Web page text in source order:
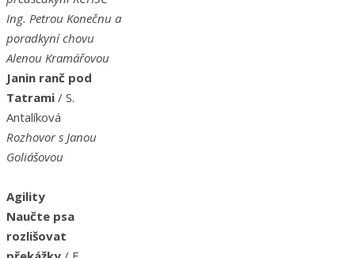
Ing. Petrou Konečnu a
poradkyní chovu
Alenou Kramářovou
Janin ranč pod
Tatrami / S.
Antalíková
Rozhovor s Janou
Goliášovou
Agility
Naučte psa
rozlišovat